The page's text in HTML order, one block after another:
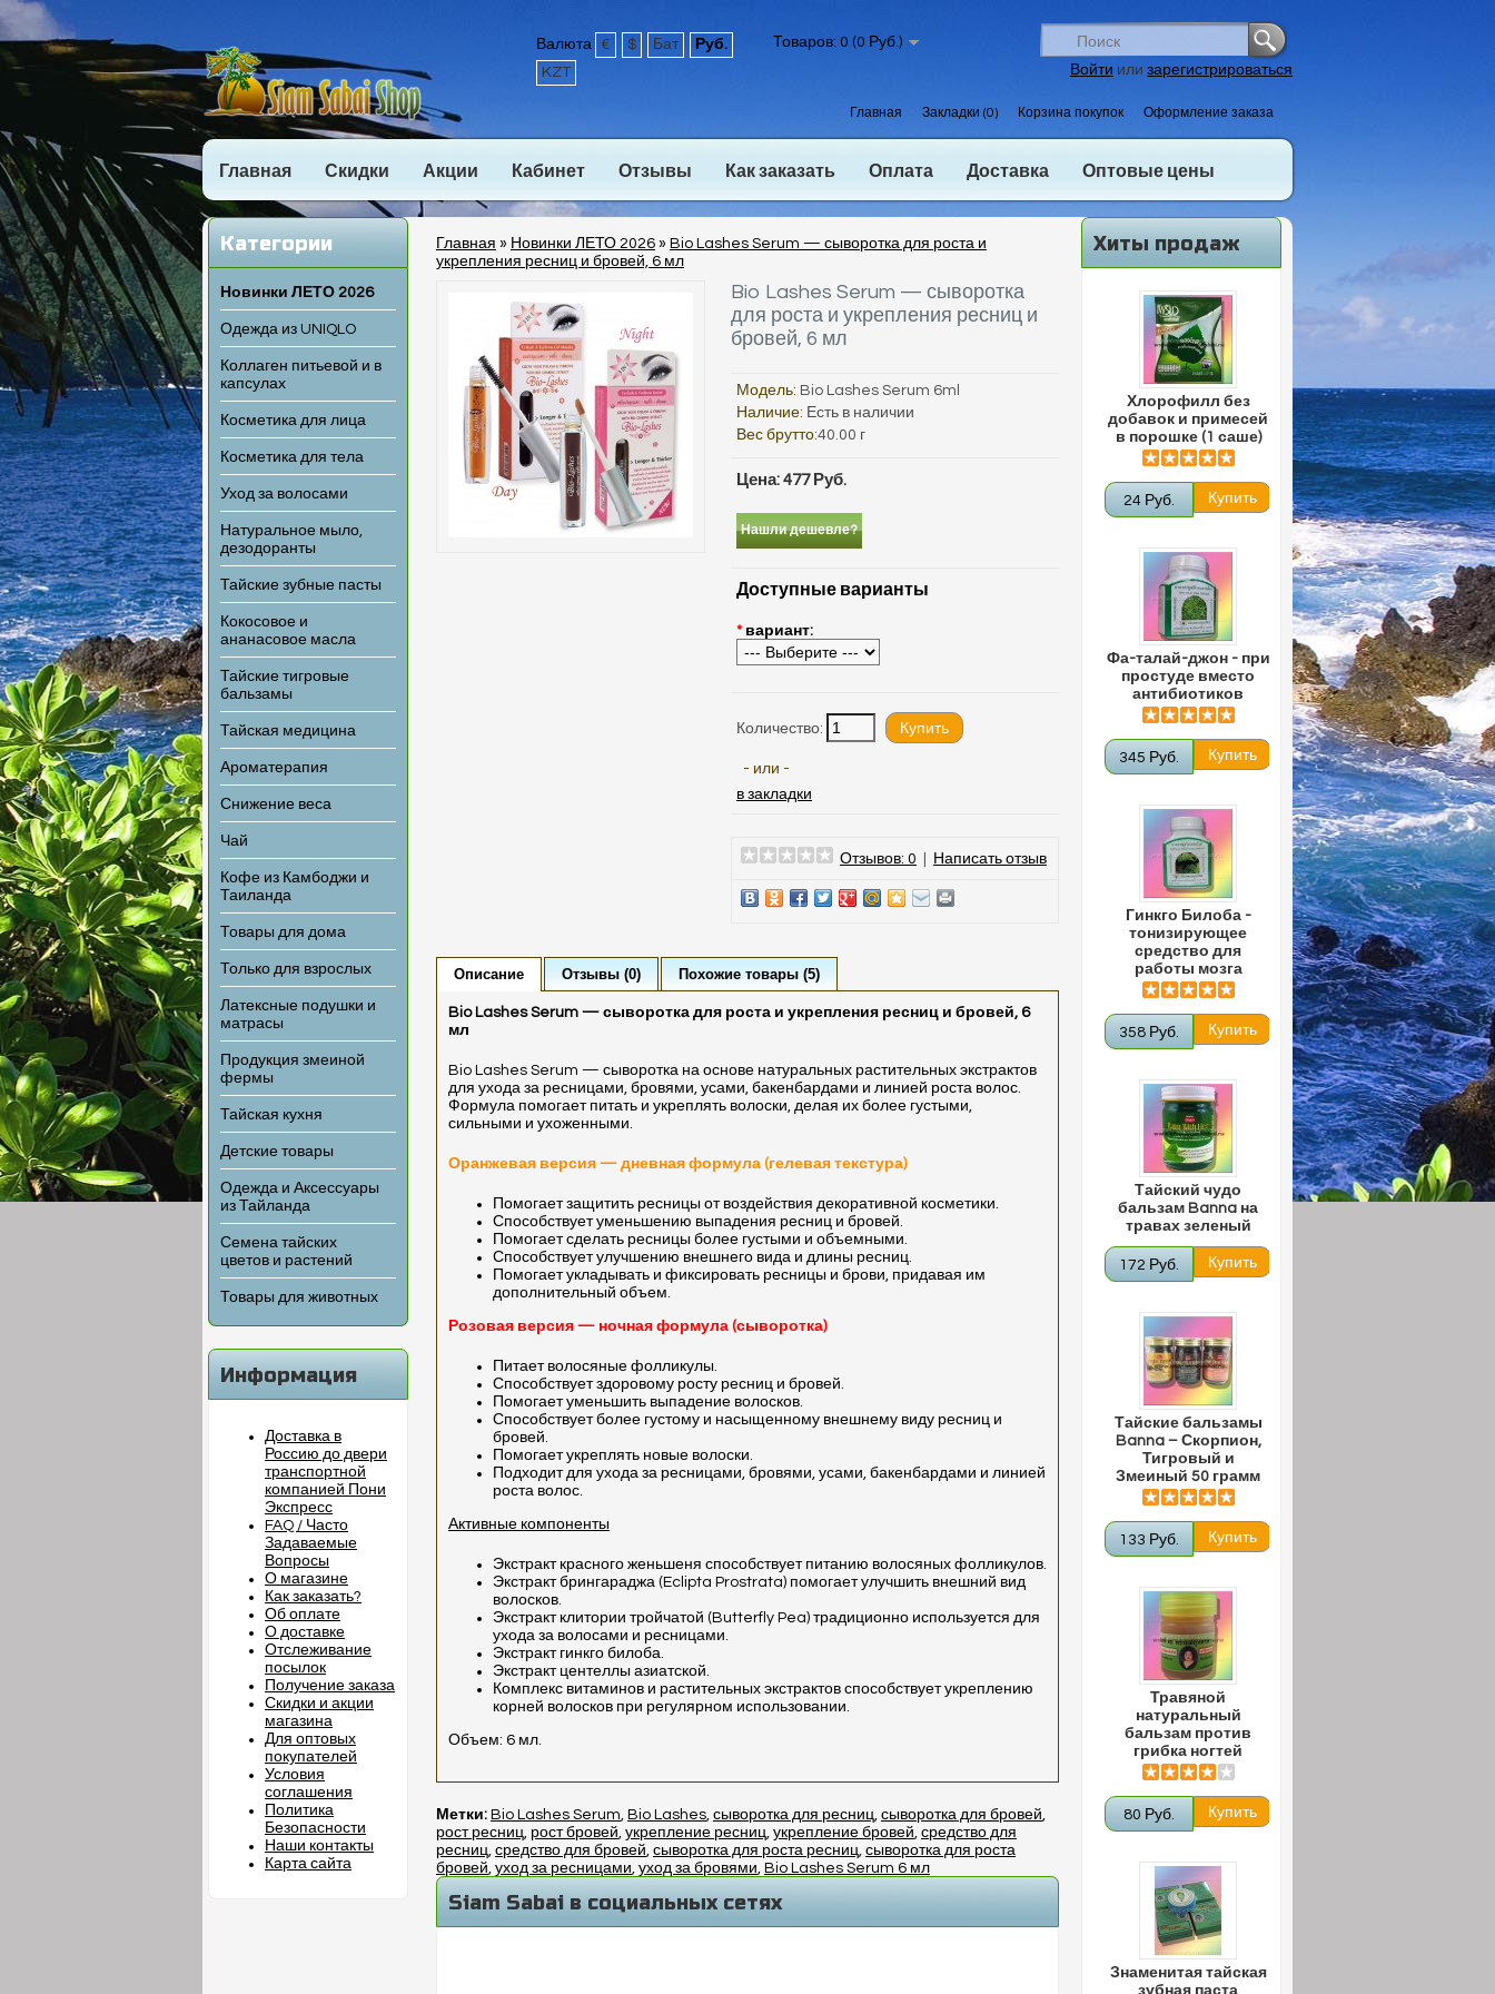
Валюта € $ Бат
Руб.
KZT
Товаров: 0 (0 Руб.)
Войти или зарегистрироваться
Главная Закладки (0) Корзина покупок Оформление заказа
Главная Скидки Акции Кабинет Отзывы Как заказать Оплата Доставка Оптовые цены
Категории
Новинки ЛЕТО 2026
Одежда из UNIQLO
Коллаген питьевой и в
капсулах
Косметика для лица
Косметика для тела
Уход за волосами
Натуральное мыло,
дезодоранты
Тайские зубные пасты
Кокосовое и
ананасовое масла
Тайские тигровые
бальзамы
Тайская медицина
Ароматерапия
Снижение веса
Чай
Кофе из Камбоджи и
Таиланда
Товары для дома
Только для взрослых
Латексные подушки и
матрасы
Продукция змеиной
фермы
Тайская кухня
Детские товары
Одежда и Аксессуары
из Тайланда
Семена тайских
цветов и растений
Товары для животных
Информация
Доставка в
Россию до двери
транспортной
компанией Пони
Экспресс
FAQ / Часто
Задаваемые
Вопросы
О магазине
Как заказать?
Об оплате
О доставке
Отслеживание
посылок
Получение заказа
Скидки и акции
магазина
Для оптовых
покупателей
Условия
соглашения
Политика
Безопасности
Наши контакты
Карта сайта
Хиты продаж
Хлорофилл без
добавок и примесей
в порошке (1 саше)
24 Руб.
Фа-талай-джон - при
простуде вместо
антибиотиков
345 Руб.
Гинкго Билоба -
тонизирующее
средство для
работы мозга
358 Руб.
Тайский чудо
бальзам Banna на
травах зеленый
172 Руб.
Тайские бальзамы
Banna – Скорпион,
Тигровый и
Змеиный 50 грамм
133 Руб.
Травяной
натуральный
бальзам против
грибка ногтей
80 Руб.
Знаменитая тайская
зубная паста
Главная » Новинки ЛЕТО 2026 » Bio Lashes Serum — сыворотка для роста и
укрепления ресниц и бровей, 6 мл
Bio Lashes Serum — сыворотка
для роста и укрепления ресниц и
бровей, 6 мл
Модель: Bio Lashes Serum 6ml
Наличие: Есть в наличии
Вес брутто:40.00 г
Цена: 477 Руб.
Нашли дешевле?
Доступные варианты
* вариант:
Количество:
- или -
в закладки
Отзывов: 0 Написать отзыв
Описание Отзывы (0) Похожие товары (5)
Bio Lashes Serum — сыворотка для роста и укрепления ресниц и бровей, 6
мл
Bio Lashes Serum — сыворотка на основе натуральных растительных экстрактов
для ухода за ресницами, бровями, усами, бакенбардами и линией роста волос.
Формула помогает питать и укреплять волоски, делая их более густыми,
сильными и ухоженными.
Оранжевая версия — дневная формула (гелевая текстура)
Помогает защитить ресницы от воздействия декоративной косметики.
Способствует уменьшению выпадения ресниц и бровей.
Помогает сделать ресницы более густыми и объемными.
Способствует улучшению внешнего вида и длины ресниц.
Помогает укладывать и фиксировать ресницы и брови, придавая им
дополнительный объем.
Розовая версия — ночная формула (сыворотка)
Питает волосяные фолликулы.
Способствует здоровому росту ресниц и бровей.
Помогает уменьшить выпадение волосков.
Способствует более густому и насыщенному внешнему виду ресниц и
бровей.
Помогает укреплять новые волоски.
Подходит для ухода за ресницами, бровями, усами, бакенбардами и линией
роста волос.
Активные компоненты
Экстракт красного женьшеня способствует питанию волосяных фолликулов.
Экстракт брингараджа (Eclipta Prostrata) помогает улучшить внешний вид
волосков.
Экстракт клитории тройчатой (Butterfly Pea) традиционно используется для
ухода за волосами и ресницами.
Экстракт гинкго билоба.
Экстракт центеллы азиатской.
Комплекс витаминов и растительных экстрактов способствует укреплению
корней волосков при регулярном использовании.
Объем: 6 мл.
Метки: Bio Lashes Serum, Bio Lashes, сыворотка для ресниц, сыворотка для бровей,
рост ресниц, рост бровей, укрепление ресниц, укрепление бровей, средство для
ресниц, средство для бровей, сыворотка для роста ресниц, сыворотка для роста
бровей, уход за ресницами, уход за бровями, Bio Lashes Serum 6 мл
Siam Sabai в социальных сетях